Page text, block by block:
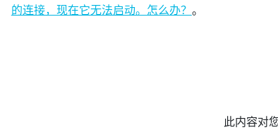
的连接，现在它无法启动。怎么办？ 。
此内容对